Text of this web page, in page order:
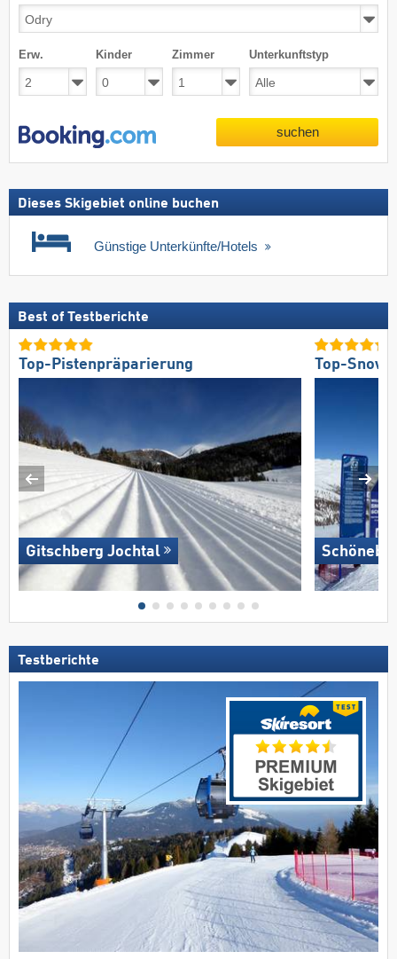
Erw. Kinder Zimmer Unterkunftstyp
suchen
Dieses Skigebiet online buchen
Günstige Unterkünfte/Hotels
Best of Testberichte
Top-Pistenpräparierung
Gitschberg Jochtal
Top-
Testberichte